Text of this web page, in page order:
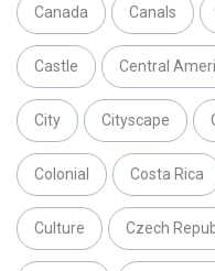
Canada Canals
Castle Central
City Cityscape
Colonial Costa Rica
Culture Czech